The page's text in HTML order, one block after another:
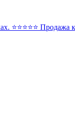
⭐️⭐️⭐️⭐️⭐️